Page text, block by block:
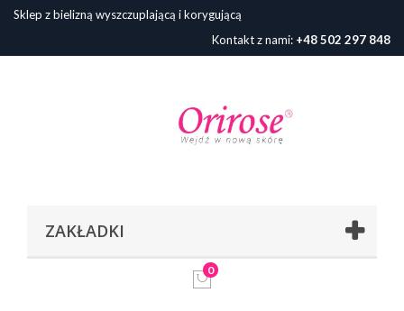
Sklep z bielizną wyszczuplającą i korygującą
Kontakt z nami: +48 502 297 848
ZAKŁADKI
0